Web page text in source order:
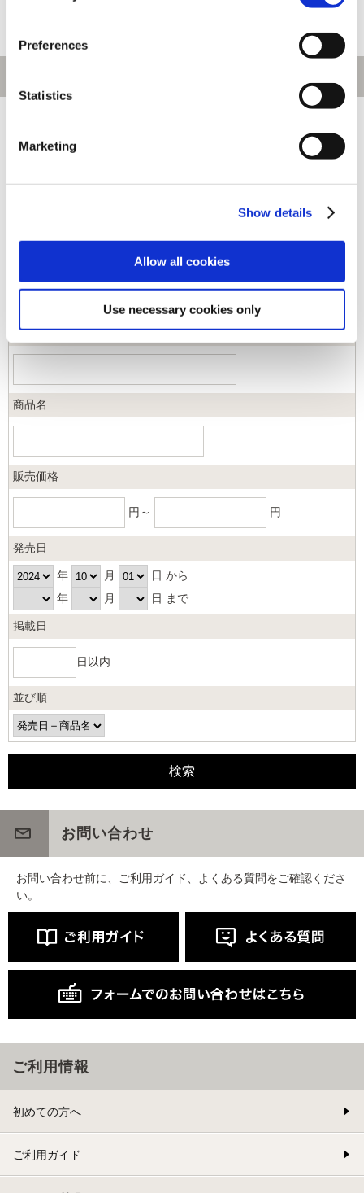
Preferences
Statistics
Marketing
Show details
Allow all cookies
Use necessary cookies only
ジャンル
商品コード
商品名
販売価格
円～ 円
発売日
年 月
日 から
年
月 日 まで
掲載日
日以内
並び順
お問い合わせ
お問い合わせ前に、ご利用ガイド、よくある質問をご確認くださ
い。
ご利用情報
初めての方へ
ご利用ガイド